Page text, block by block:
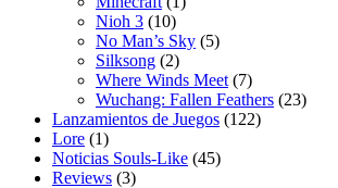
Nioh 3 (10)
No Man’s Sky (5)
Silksong (2)
Where Winds Meet (7)
Wuchang: Fallen Feathers (23)
Lanzamientos de Juegos (122)
Lore (1)
Noticias Souls-Like (45)
Reviews (3)